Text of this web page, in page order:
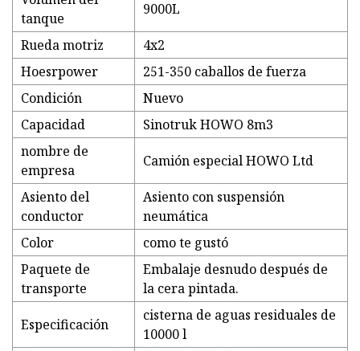
tanque
9000L
Rueda motriz
4x2
Hoesrpower
251-350 caballos de fuerza
Condición
Nuevo
Capacidad
Sinotruk HOWO 8m3
nombre de
empresa
Camión especial HOWO Ltd
Asiento del
conductor
Asiento con suspensión
neumática
Color
como te gustó
Paquete de
transporte
Embalaje desnudo después de
la cera pintada.
Especificación
cisterna de aguas residuales de
10000 l